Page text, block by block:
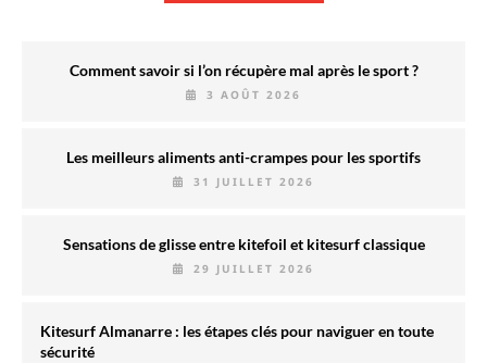
Comment savoir si l’on récupère mal après le sport ?
3 AOÛT 2026
Les meilleurs aliments anti-crampes pour les sportifs
31 JUILLET 2026
Sensations de glisse entre kitefoil et kitesurf classique
29 JUILLET 2026
Kitesurf Almanarre : les étapes clés pour naviguer en toute
sécurité